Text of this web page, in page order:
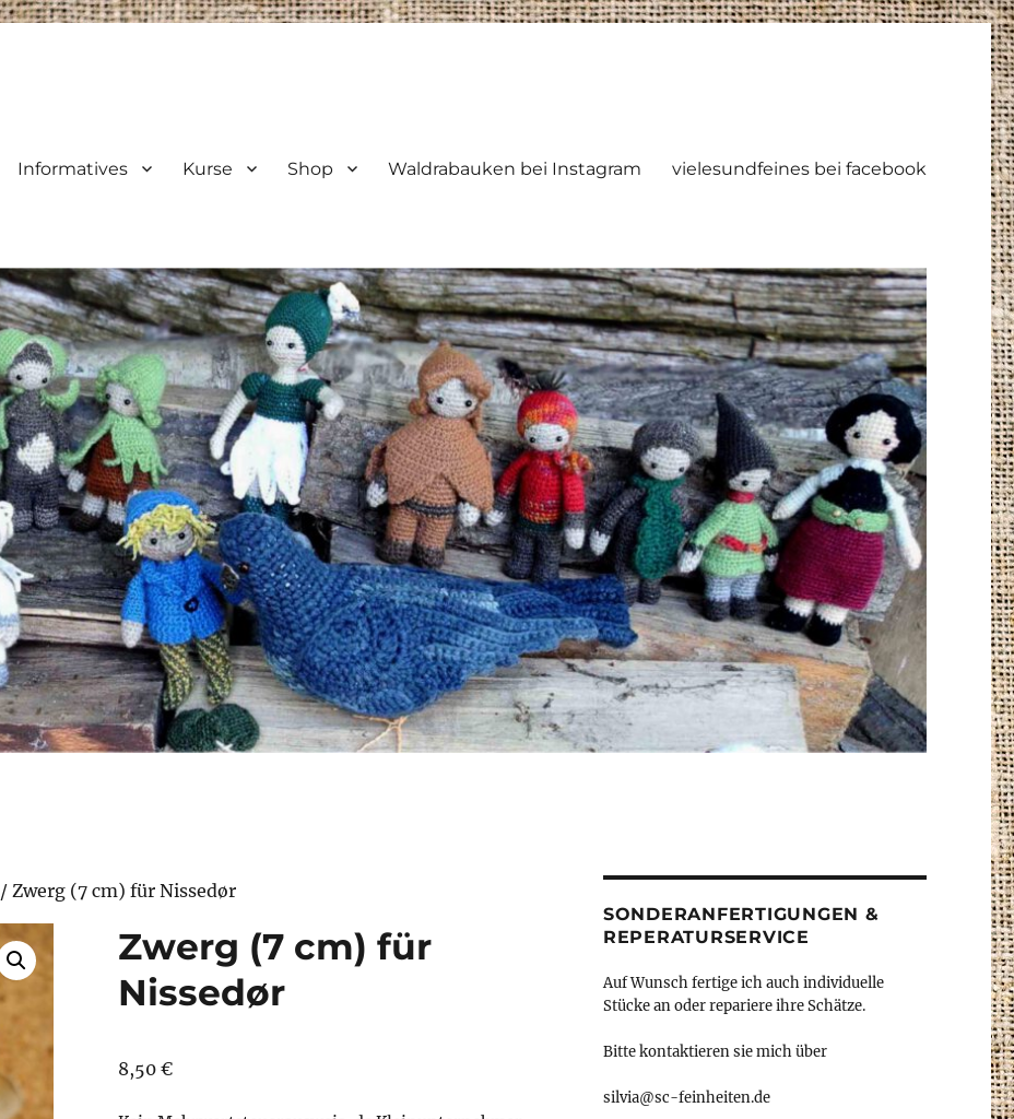
Informatives Kurse Shop Waldrabauken bei Instagram vielesundfeines bei facebook
/ Zwerg (7 cm) für Nissedør
Zwerg (7 cm) für
Nissedør
8,50€
SONDERANFERTIGUNGEN &
REPERATURSERVICE
Auf Wunsch fertige ich auch individuelle
Stücke an oder repariere ihre Schätze.
Bitte kontaktieren sie mich über
silvia@sc-feinheiten.de